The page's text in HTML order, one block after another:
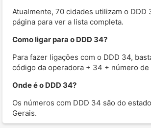
Atualmente, 70 cidades utilizam o DDD
página para ver a lista completa.
Como ligar para o DDD 34?
Para fazer ligações com o DDD 34,
código da operadora + 34 + número
Onde é o DDD 34?
Os números com DDD 34 são do
Gerais.